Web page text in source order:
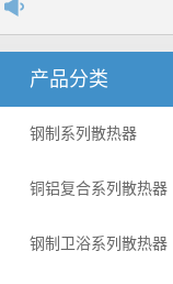
产品分类
钢制系列散热器
铜铝复合系列散热器
钢制卫浴系列散热器